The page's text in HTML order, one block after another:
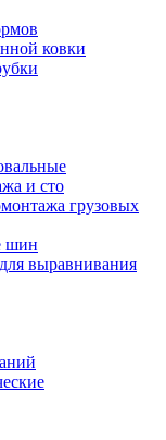
ковки
и сто
грузовых
шин
выравнивания